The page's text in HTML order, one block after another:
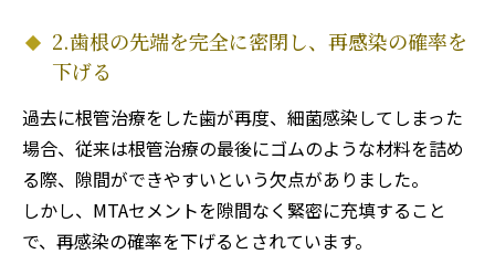
2.歯根の先端を完全に密閉し、再感染の確率を
下げる
過去に根管治療をした歯が再度、細菌感染してしまった
場合、従来は根管治療の最後にゴムのような材料を詰め
る際、隙間ができやすいという欠点がありました。
しかし、MTAセメントを隙間なく緊密に充填すること
で、再感染の確率を下げるとされています。